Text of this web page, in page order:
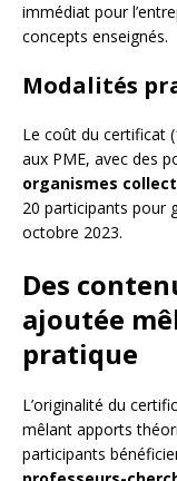
immédiat pour
concepts enseignés.
Modalités
Le coût du certificat
aux PME, avec des
organismes
20 participants pour
octobre 2023.
Des
ajoutée
pratique
L’originalité du
mêlant apports
participants